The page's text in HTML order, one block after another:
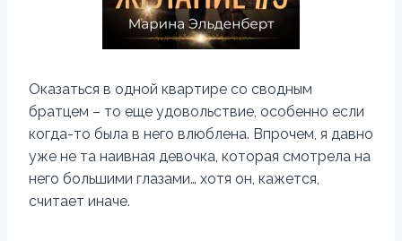
Оказаться в одной квартире со сводным
братцем – то еще удовольствие, особенно если
когда-то была в него влюблена. Впрочем, я давно
уже не та наивная девочка, которая смотрела на
него большими глазами… хотя он, кажется,
считает иначе.